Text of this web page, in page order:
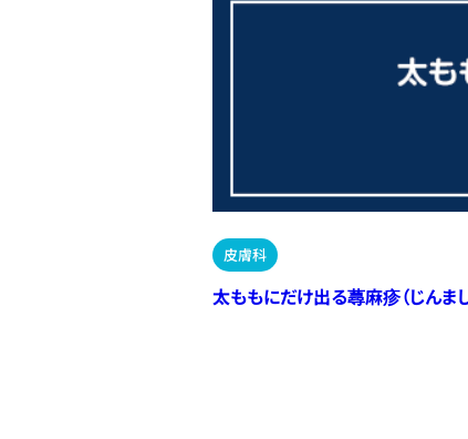
皮膚科
太ももにだけ出る蕁麻疹（じんま